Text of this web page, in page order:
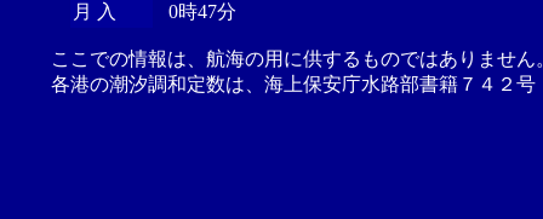
月 入
0時47分
ここでの情報は、航海の用に供するものではありませ
各港の潮汐調和定数は、海上保安庁水路部書籍７４２